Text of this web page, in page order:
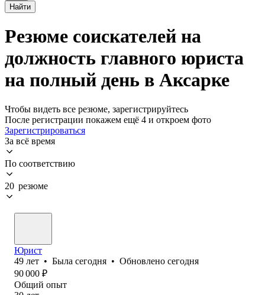
Найти
Резюме соискателей на
должность главного юриста
на полный день в Аксарке
Чтобы видеть все резюме, зарегистрируйтесь
После регистрации покажем ещё 4 и откроем фото
Зарегистрироваться
За всё время
По соответствию
20 резюме
Юрист
49 лет • Была сегодня • Обновлено сегодня
90 000 ₽
Общий опыт